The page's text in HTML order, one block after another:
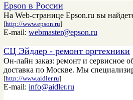
Epson в России
На Web-странице Epson.ru вы
[http://www.epson.ru]
E-mail: webmaster@epson.ru
СЦ Эйдлер - ремонт оргтехники
Он-лайн заказ: ремонт и сервисное
доставка по Москве. Мы
[http://www.aidler.ru]
E-mail: info@aidler.ru